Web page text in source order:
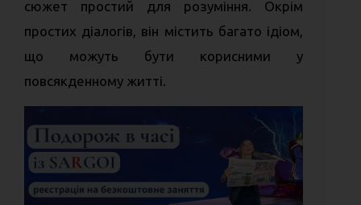
сюжет простий для розуміння. Окрім
простих діалогів, він містить багато ідіом,
що можуть бути корисними у
повсякденному житті.